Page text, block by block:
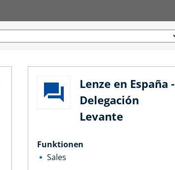
Lenze en España -
Delegación
Levante
Funktionen
Sales